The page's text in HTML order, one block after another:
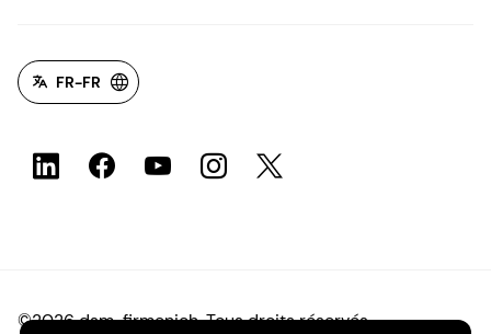
FR-FR
©2026 dsm-firmenich. Tous droits réservés.